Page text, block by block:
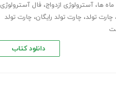
ها، آسترولوژی ازدواج، فال آسترولوژی
چارت تولد، چارت تولد رایگان، چارت تولد
دانلود کتاب